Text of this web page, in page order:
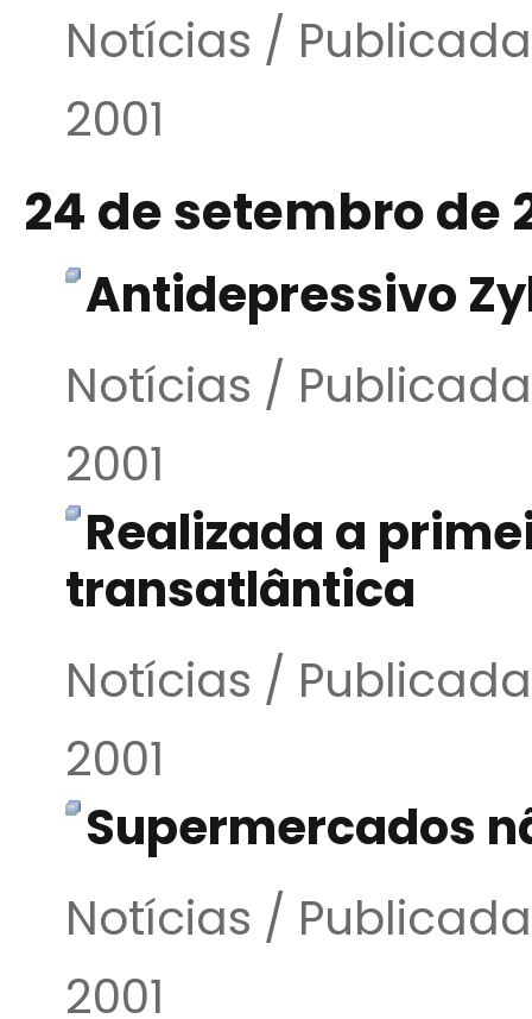
Notícias /
2001
24 de setembro de
Antidepressivo
Notícias /
2001
Realizada a
transatlântica
Notícias /
2001
Supermercados
Notícias /
2001